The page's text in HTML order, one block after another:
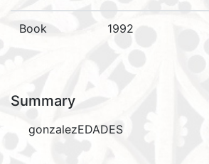
Book 1992
Summary
gonzalezEDADES